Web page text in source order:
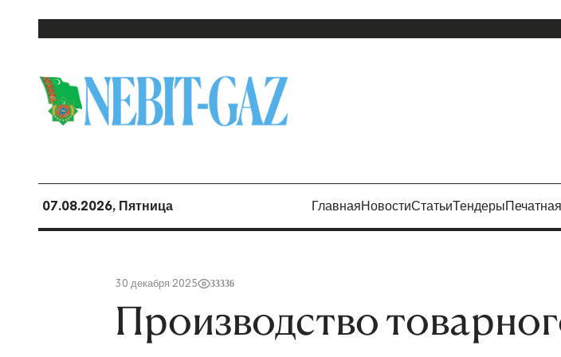
07.08.2026, Пятница ГлавнаяНовостиСтатьиТендеры
30 декабря 2025 33336
Производство